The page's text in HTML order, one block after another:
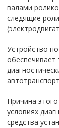
валами
следящие
Устройство
обеспечивает
Причина
условиях
средства